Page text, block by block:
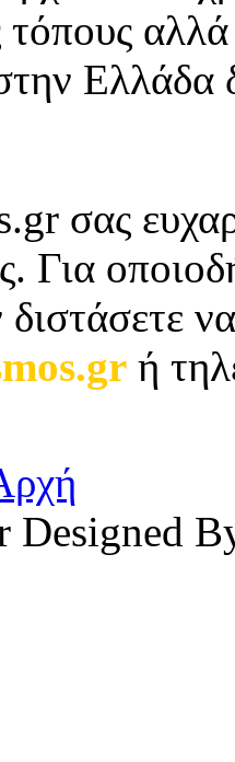
τόπους
Ελλάδα
σας
Για
ή
Designed